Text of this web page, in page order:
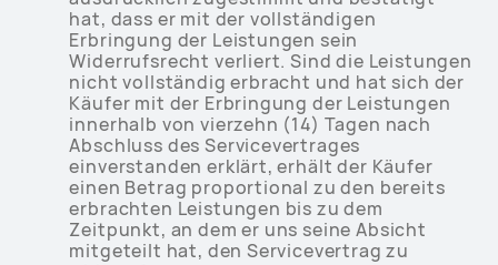
hat, dass er mit der vollständigen
Erbringung der Leistungen sein
Widerrufsrecht verliert. Sind die Leistungen
nicht vollständig erbracht und hat sich der
Käufer mit der Erbringung der Leistungen
innerhalb von vierzehn (14) Tagen nach
Abschluss des Servicevertrages
einverstanden erklärt, erhält der Käufer
einen Betrag proportional zu den bereits
erbrachten Leistungen bis zu dem
Zeitpunkt, an dem er uns seine Absicht
mitgeteilt hat, den Servicevertrag zu